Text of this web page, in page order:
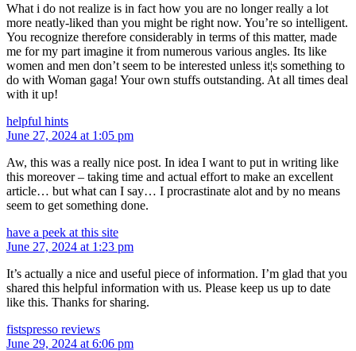
What i do not realize is in fact how you are no longer really a lot
more neatly-liked than you might be right now. You’re so intelligent.
You recognize therefore considerably in terms of this matter, made
me for my part imagine it from numerous various angles. Its like
women and men don’t seem to be interested unless it¦s something to
do with Woman gaga! Your own stuffs outstanding. At all times deal
with it up!
helpful hints
June 27, 2024 at 1:05 pm
Aw, this was a really nice post. In idea I want to put in writing like
this moreover – taking time and actual effort to make an excellent
article… but what can I say… I procrastinate alot and by no means
seem to get something done.
have a peek at this site
June 27, 2024 at 1:23 pm
It’s actually a nice and useful piece of information. I’m glad that you
shared this helpful information with us. Please keep us up to date
like this. Thanks for sharing.
fistspresso reviews
June 29, 2024 at 6:06 pm